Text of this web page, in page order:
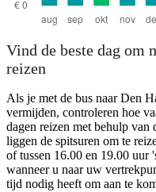
Vind de beste dag om
reizen
Als je met de bus naar Den
vermijden, controleren hoe
dagen reizen met behulp van
liggen de spitsuren om te
of tussen 16.00 en 19.00 uur
wanneer u naar uw
tijd nodig heeft om aan te